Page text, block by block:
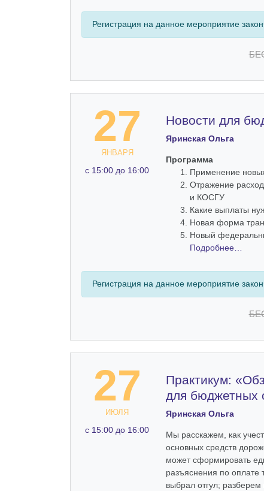
Регистрация на данное мероприятие
27
ЯНВАРЯ
c 15:00 до 16:00
Новости для
Яринская Ольга
Программа
Применение
Отражение
и КОСГУ
Какие выплаты
Новая форма
Новый
Подробнее…
Регистрация на данное мероприятие
27
ИЮЛЯ
c 15:00 до 16:00
Практикум:
для бюджетных
Яринская Ольга
Мы расскажем, как
основных средств
может сформировать
разъяснения по оплате
выбрал отгул; разберем